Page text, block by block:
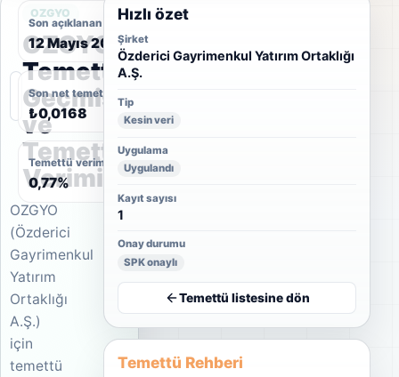
OZGYO
OZGYO
Temettü
Geçmişi
ve
Temettü
Verimi
OZGYO
(Özderici
Gayrimenkul
Yatırım
Ortaklığı
A.Ş.)
için
temettü
Son açıklanan temettü tarihi
12 Mayıs 2026
Son net temettü
₺0,0168
Temettü verimi
0,77%
Hızlı özet
Şirket
Özderici Gayrimenkul Yatırım Ortaklığı
A.Ş.
Tip
Kesin veri
Uygulama
Uygulandı
Kayıt sayısı
1
Onay durumu
SPK onaylı
Temettü listesine dön
Temettü Rehberi